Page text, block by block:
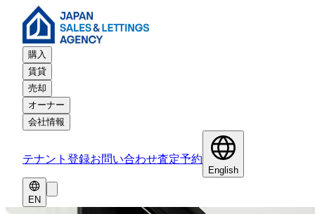
購入
賃貸
売却
オーナー
会社情報
テナント登録お問い合わせ査定予約
English
EN